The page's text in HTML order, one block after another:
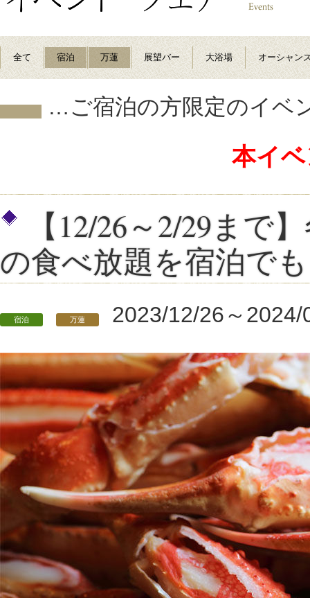
全て 宿泊 万蓮 展望バー 大浴場 オーシャン
…ご宿泊の方限定のイベ
本イ
【12/26～2/29まで
の食べ放題を宿泊で
宿泊 万蓮 2023/12/26～2024/